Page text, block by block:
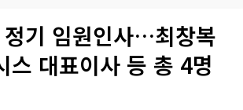
기 임원인사…최창복
스 대표이사 등 총 4명